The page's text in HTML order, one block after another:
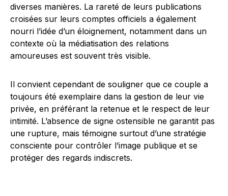
diverses manières. La rareté de leurs publications
croisées sur leurs comptes officiels a également
nourri l’idée d’un éloignement, notamment dans un
contexte où la médiatisation des relations
amoureuses est souvent très visible.
Il convient cependant de souligner que ce couple a
toujours été exemplaire dans la gestion de leur vie
privée, en préférant la retenue et le respect de leur
intimité. L’absence de signe ostensible ne garantit pas
une rupture, mais témoigne surtout d’une stratégie
consciente pour contrôler l’image publique et se
protéger des regards indiscrets.